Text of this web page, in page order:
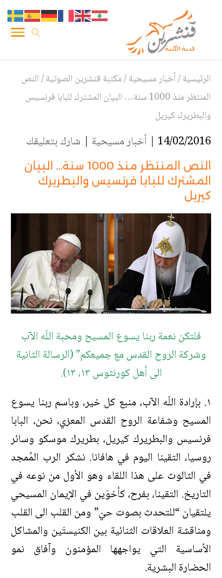
الرئيسية/أخبار مسيحية/مكتبة قنشرين الصوتية/النص
المنتظر منذ 1000 سنة… البيان المشترك للبابا فرنسيس
والبطريرك كيريل
14/02/2016 | أخبار مسيحية | شارك بتعليقك
النص المنتظر منذ 1000 سنة… البيان
المشترك للبابا فرنسيس والبطريرك
كيريل
فلتكن نعمة ربنا يسوع المسيح ومحبة اللّه الآب
وشركة الروح القدس مع جميعكم” (الرسالة الثانية
الى أهل كورنثوس ١٣، ١٣).
١. بإرادة اللّه الآب، منبع كل خير، وباسم ربنا يسوع
المسيح وشفاعة الروح القدس المعزي، نحن، البابا
فرنسيس والبطريرك كيريل، بطريرك موسكو وسائر
روسيا، التقينا اليوم في هافانا. نشكر الرب المُمجد
في الثالوث على هذا اللقاء وهو الأول من نوعه في
التاريخ. التقينا، بفرح، كأخوَين في الإيمان المسيحي
يلتقيان “للتحدث بصوت حيّ” ومن القلب الى القلب
ومناقشة العلاقات الثنائية بين الكنيستَين والمشاكل
الأساسية التي يواجهها المؤمنون وآفاق نمو
الحضارة البشرية.